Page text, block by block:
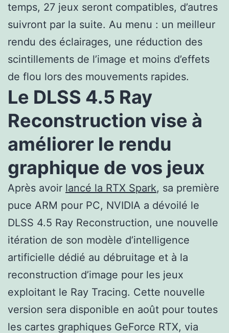
temps, 27 jeux seront compatibles, d’autres
suivront par la suite. Au menu : un meilleur
rendu des éclairages, une réduction des
scintillements de l’image et moins d’effets
de flou lors des mouvements rapides.
Le DLSS 4.5 Ray
Reconstruction vise à
améliorer le rendu
graphique de vos jeux
Après avoir lancé la RTX Spark, sa première
puce ARM pour PC, NVIDIA a dévoilé le
DLSS 4.5 Ray Reconstruction, une nouvelle
itération de son modèle d’intelligence
artificielle dédié au débruitage et à la
reconstruction d’image pour les jeux
exploitant le Ray Tracing. Cette nouvelle
version sera disponible en août pour toutes
les cartes graphiques GeForce RTX, via